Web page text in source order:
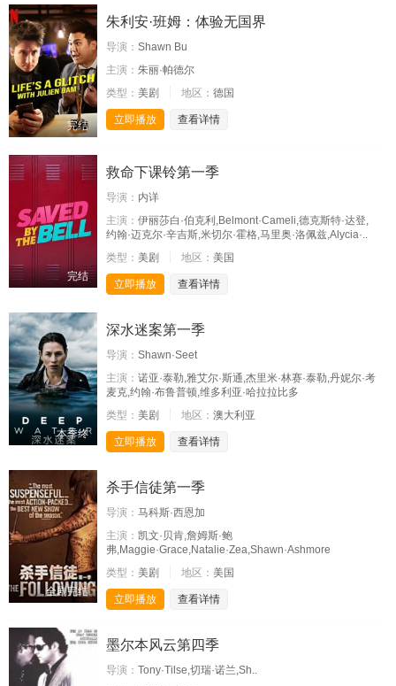
完结
朱利安·班姆：体验无国界
导演： Shawn Bu
主演： 朱丽·帕德尔
类型： 美剧 地区： 德国
立即播放 查看详情
完结
救命下课铃第一季
导演： 内详
主演： 伊丽莎白·伯克利,Belmont·Cameli,德克斯特·达登,
约翰·迈克尔·辛吉斯,米切尔·霍格,马里奥·洛佩兹,Alycia·..
类型： 美剧 地区： 美国
立即播放 查看详情
本季终
深水迷案第一季
导演： Shawn·Seet
主演： 诺亚·泰勒,雅艾尔·斯通,杰里米·林赛·泰勒,丹妮尔·考
麦克,约翰·布鲁普顿,维多利亚·哈拉拉比多
类型： 美剧 地区： 澳大利亚
立即播放 查看详情
全剧完结
杀手信徒第一季
导演： 马科斯·西恩加
主演： 凯文·贝肯,詹姆斯·鲍
弗,Maggie·Grace,Natalie·Zea,Shawn·Ashmore
类型： 美剧 地区： 美国
立即播放 查看详情
墨尔本风云第四季
导演： Tony·Tilse,切瑞·诺兰,Sh..